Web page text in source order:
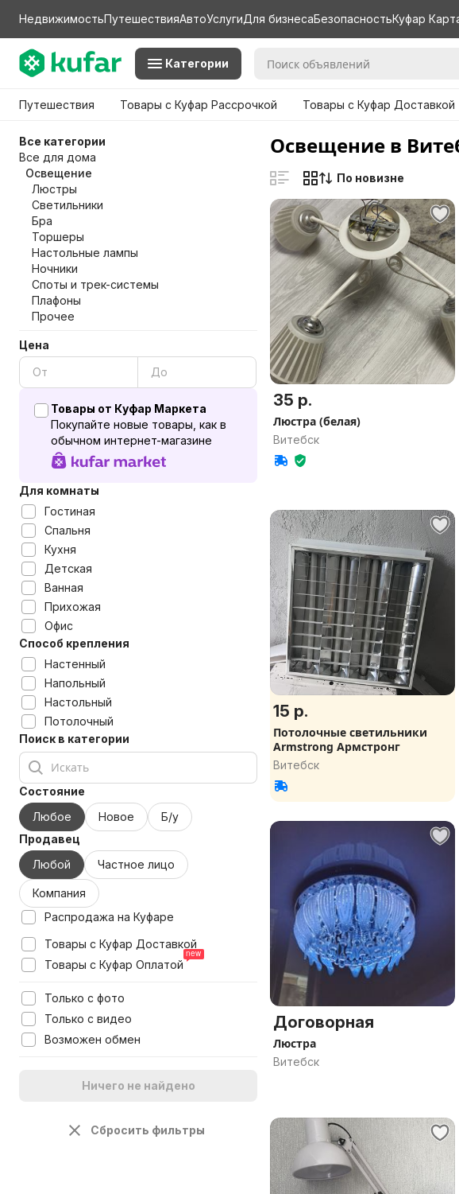
НедвижимостьПутешествияАвтоУслугиДля бизнесаБезопасностьКуфар
Категории
Путешествия Товары с Куфар Рассрочкой Товары с Куфар Доставкой
Все категории
Все для дома
Освещение
Люстры
Светильники
Бра
Торшеры
Настольные лампы
Ночники
Споты и трек-системы
Плафоны
Прочее
Цена
Товары от Куфар Маркета
Покупайте новые товары, как в
обычном интернет-магазине
Для комнаты
Гостиная
Спальня
Кухня
Детская
Ванная
Прихожая
Офис
Способ крепления
Настенный
Напольный
Настольный
Потолочный
Поиск в категории
Состояние
Любое
Новое
Б/у
Продавец
Любой
Частное лицо
Компания
Распродажа на Куфаре
Товары с Куфар Доставкой
Товары с Куфар Оплатой
Только с фото
Только с видео
Возможен обмен
Ничего не найдено
Сбросить фильтры
Освещение в
По новизне
35 р.
Люстра (белая)
Витебск
15 р.
Потолочные светильники
Armstrong Армстронг
Витебск
Договорная
Люстра
Витебск